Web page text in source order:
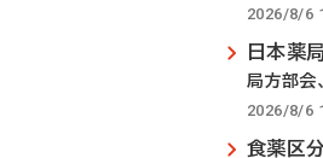
2026/8/6
日本薬
局方部会
2026/8/6
食薬区